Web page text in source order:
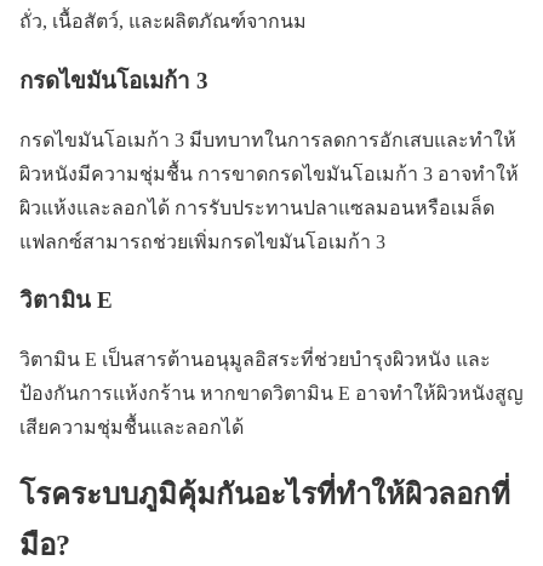
ถั่ว, เนื้อสัตว์, และผลิตภัณฑ์จากนม
กรดไขมันโอเมก้า 3
กรดไขมันโอเมก้า 3 มีบทบาทในการลดการอักเสบและทำให้
ผิวหนังมีความชุ่มชื้น การขาดกรดไขมันโอเมก้า 3 อาจทำให้
ผิวแห้งและลอกได้ การรับประทานปลาแซลมอนหรือเมล็ด
แฟลกซ์สามารถช่วยเพิ่มกรดไขมันโอเมก้า 3
วิตามิน E
วิตามิน E เป็นสารต้านอนุมูลอิสระที่ช่วยบำรุงผิวหนัง และ
ป้องกันการแห้งกร้าน หากขาดวิตามิน E อาจทำให้ผิวหนังสูญ
เสียความชุ่มชื้นและลอกได้
โรคระบบภูมิคุ้มกันอะไรที่ทำให้ผิวลอกที่
มือ?